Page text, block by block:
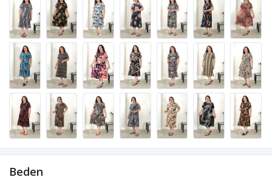
Beden